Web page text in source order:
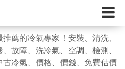
推薦的冷氣專家！安裝、清洗、
故障、洗冷氣、空調、檢測、
冷氣、價格、價錢、免費估價